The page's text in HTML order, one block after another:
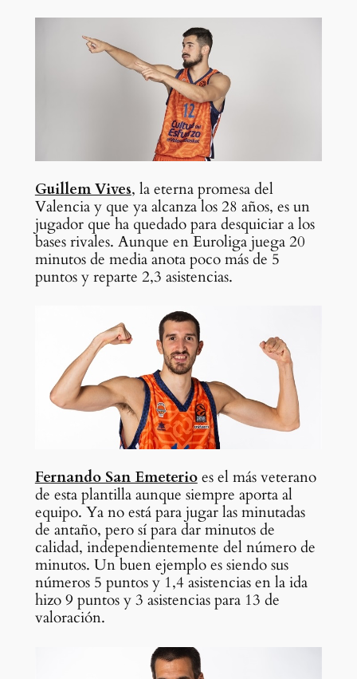
Guillem Vives, la eterna promesa del
Valencia y que ya alcanza los 28 años, es un
jugador que ha quedado para desquiciar a los
bases rivales. Aunque en Euroliga juega 20
minutos de media anota poco más de 5
puntos y reparte 2,3 asistencias.
Fernando San Emeterioes el más veterano
de esta plantilla aunque siempre aporta al
equipo. Ya no está para jugar las minutadas
de antaño, pero sí para dar minutos de
calidad, independientemente del número de
minutos. Un buen ejemplo es siendo sus
números 5 puntos y 1,4 asistencias en la ida
hizo 9 puntos y 3 asistencias para 13 de
valoración.